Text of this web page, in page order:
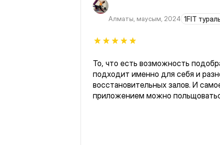
Алматы, маусым, 2024 1FIT
То, что есть возможность
подходит именно для себя и
восстановительных залов. И
приложением можно